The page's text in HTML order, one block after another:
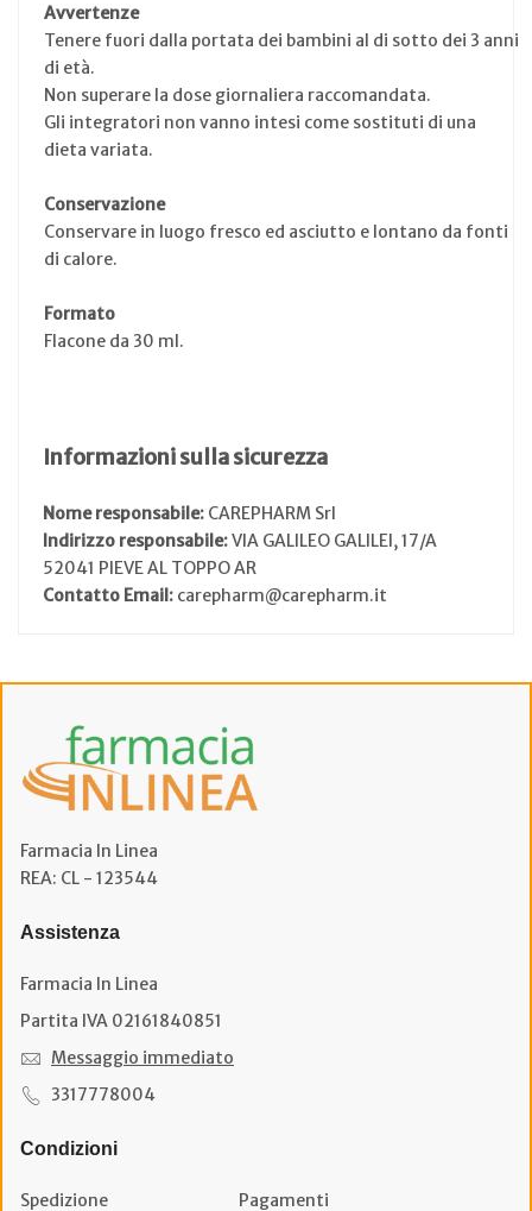
Avvertenze
Tenere fuori dalla portata dei bambini al di sotto dei 3 anni
di età.
Non superare la dose giornaliera raccomandata.
Gli integratori non vanno intesi come sostituti di una
dieta variata.
Conservazione
Conservare in luogo fresco ed asciutto e lontano da fonti
di calore.
Formato
Flacone da 30 ml.
Informazioni sulla sicurezza
Nome responsabile: CAREPHARM Srl
Indirizzo responsabile:VIA GALILEO GALILEI, 17/A
52041 PIEVE AL TOPPO AR
Contatto Email: carepharm@carepharm.it
Farmacia In Linea
REA: CL - 123544
Assistenza
Farmacia In Linea
Partita IVA 02161840851
Messaggio immediato
3317778004
Condizioni
Spedizione Pagamenti